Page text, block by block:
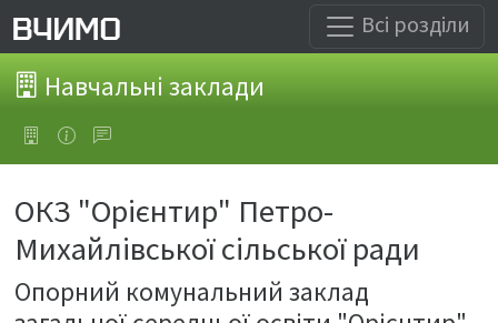
Всі розділи
Навчальні заклади
ОКЗ "Орієнтир" Петро-
Михайлівської сільської ради
Опорний комунальний заклад